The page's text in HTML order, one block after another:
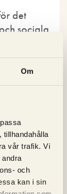
Om
tillhandahålla
vår trafik. Vi
och
kan i sin
det
sociala